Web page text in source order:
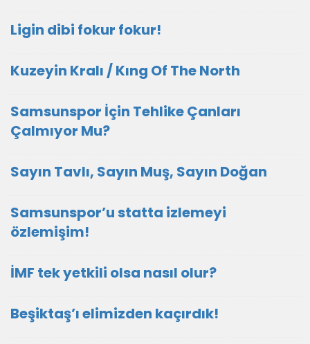
Ligin dibi fokur fokur!
Kuzeyin Kralı / Kıng Of The North
Samsunspor İçin Tehlike Çanları
Çalmıyor Mu?
Sayın Tavlı, Sayın Muş, Sayın Doğan
Samsunspor’u statta izlemeyi
özlemişim!
İMF tek yetkili olsa nasıl olur?
Beşiktaş’ı elimizden kaçırdık!